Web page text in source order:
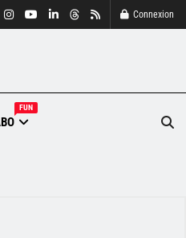
Connexion
FUN